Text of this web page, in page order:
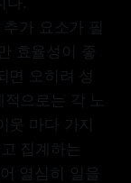
가 요소가 필
효율성이 좋
면 오히려 성
으로는 각 노
웃 마다 가지
집계하는
열심히 일을